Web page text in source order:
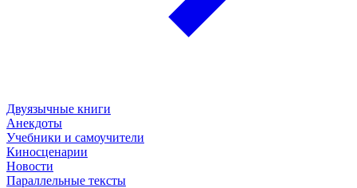
Двуязычные книги
Анекдоты
Учебники и самоучители
Киносценарии
Новости
Параллельные тексты